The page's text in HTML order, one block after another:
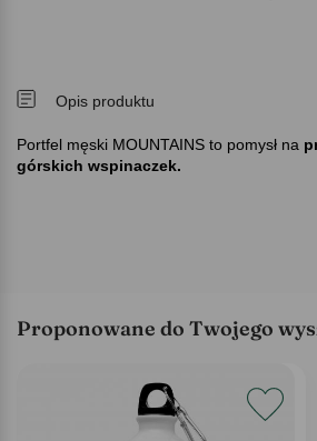
Opis produktu
Portfel męski MOUNTAINS to pomysł na
górskich wspinaczek.
Proponowane do Twojego